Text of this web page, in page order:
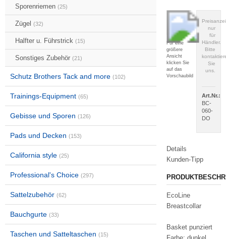
Für eine
größere
Ansicht
klicken Sie
auf das
Vorschaubild
nur
für
Händler.
Bitte
Sie
uns.
Art.Nr.:
BC-
060-
DO
Details
Kunden-Tipp
EcoLine
Breastcollar
Basket punziert
Sporenriemen (25)
Zügel (32)
Halfter u. Führstrick (15)
Sonstiges Zubehör (21)
Schutz Brothers Tack and more (102)
Trainings-Equipment (65)
Gebisse und Sporen (126)
Pads und Decken (153)
California style (25)
Professional's Choice (297)
Sattelzubehör (62)
Bauchgurte (33)
Taschen und Satteltaschen (15)